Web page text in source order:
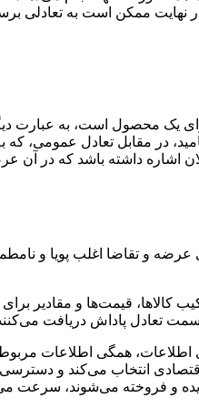
ممکن است به تعادلی
یک محصول است، به
در مقابل تعادل عمومی،
اشاره داشته باشد که در
و تقاضا اغلب پویا و
قیمت‌ها و مقادیر
تعادل پاداش دریافت
اطلاعات، همگی اطلاعات
انتخاب می‌کند و
خریده و فروخته می‌شوند، سرعت